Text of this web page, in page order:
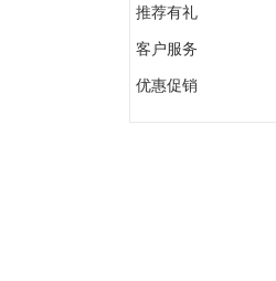
推荐有礼
客户服务
优惠促销